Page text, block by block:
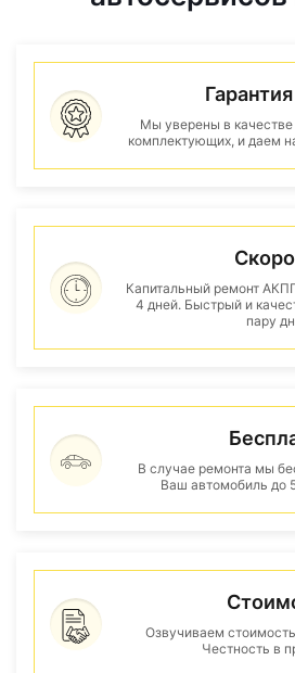
Мы уверены в качестве
комплектующих, и даем
Капитальный ремонт
4 дней. Быстрый и
пару
В случае ремонта мы
Ваш автомобиль до
Озвучиваем
Честность в